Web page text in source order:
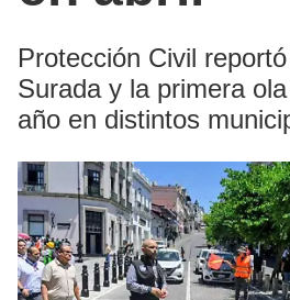
Protección Civil
Surada y la primera
año en distintos